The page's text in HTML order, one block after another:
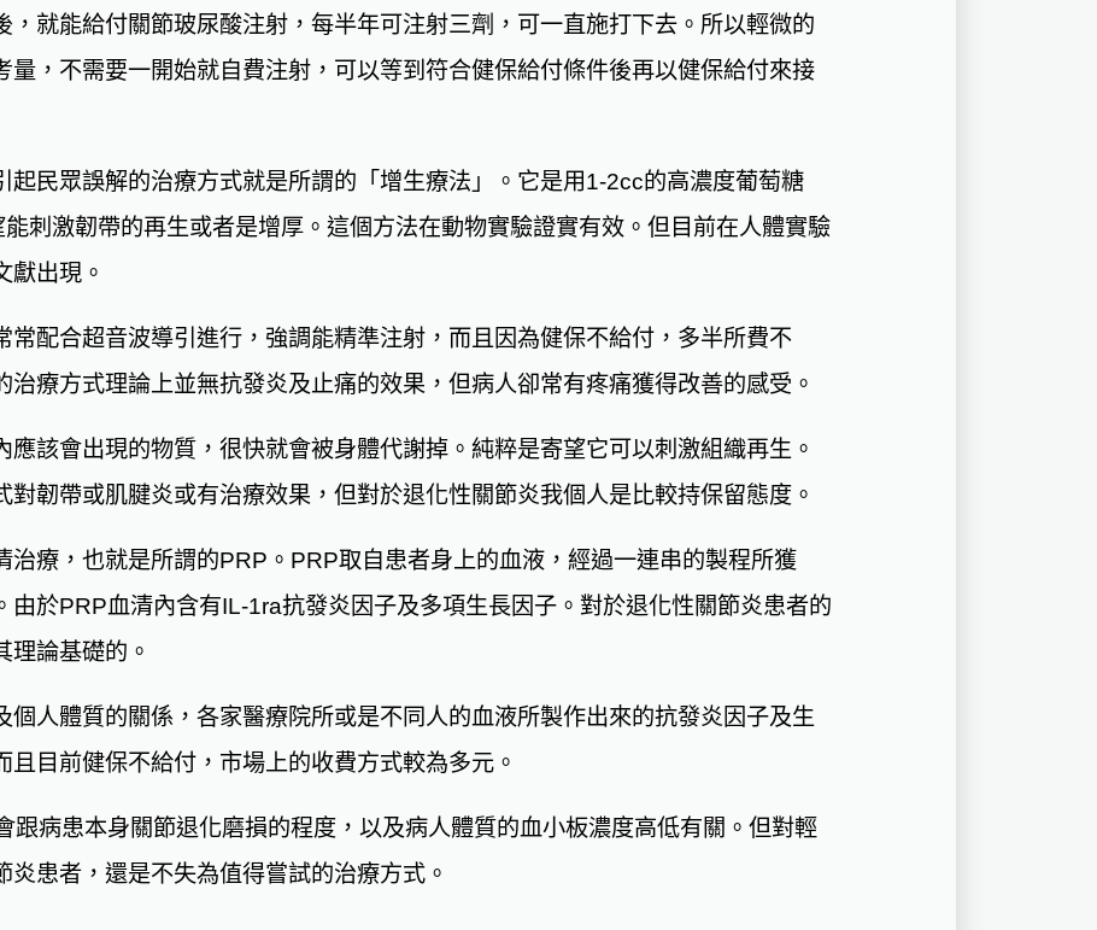
，就能給付關節玻尿酸注射，每半年可注射三劑，可一直施打下去。所以輕微的
量，不需要一開始就自費注射，可以等到符合健保給付條件後再以健保給付來接
起民眾誤解的治療方式就是所謂的「增生療法」。它是用1-2cc的高濃度葡萄糖
刺激韌帶的再生或者是增厚。這個方法在動物實驗證實有效。但目前在人體實驗
獻出現。
常配合超音波導引進行，強調能精準注射，而且因為健保不給付，多半所費不
治療方式理論上並無抗發炎及止痛的效果，但病人卻常有疼痛獲得改善的感受。
應該會出現的物質，很快就會被身體代謝掉。純粹是寄望它可以刺激組織再生。
對韌帶或肌腱炎或有治療效果，但對於退化性關節炎我個人是比較持保留態度。
治療，也就是所謂的PRP。PRP取自患者身上的血液，經過一連串的製程所獲
由於PRP血清內含有IL-1ra抗發炎因子及多項生長因子。對於退化性關節炎患者的
理論基礎的。
個人體質的關係，各家醫療院所或是不同人的血液所製作出來的抗發炎因子及生
且目前健保不給付，市場上的收費方式較為多元。
跟病患本身關節退化磨損的程度，以及病人體質的血小板濃度高低有關。但對輕
炎患者，還是不失為值得嘗試的治療方式。